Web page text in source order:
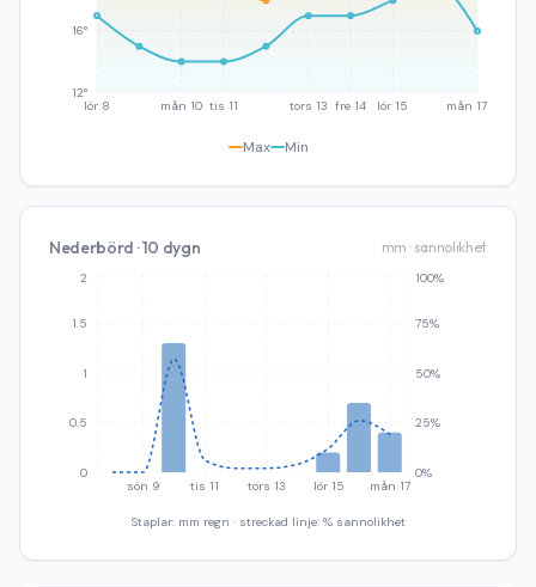
lör 8 mån 10 tis 11 tors 13 fre 14 lör 15 mån 17
12°
16°
Max Min
Nederbörd · 10 dygn mm · sannolikhet
sön 9 tis 11 tors 13 lör 15 mån 17
0
0.5
1
1.5
2
0%
25%
50%
75%
100%
Staplar: mm regn · streckad linje: % sannolikhet